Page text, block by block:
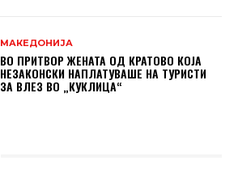
МАКЕДОНИЈА
ВО ПРИТВОР ЖЕНАТА ОД КРАТОВО КОЈА
НЕЗАКОНСКИ НАПЛАТУВАШЕ НА ТУРИСТИ
ЗА ВЛЕЗ ВО „КУКЛИЦА“